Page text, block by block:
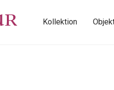
Kollektion